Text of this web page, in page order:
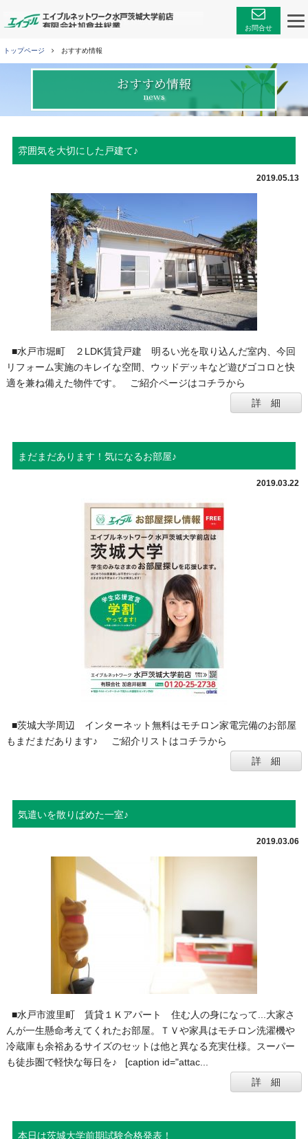
エイブルネットワーク
お問合せ
トップページ おすすめ情報
おすすめ情報
news
雰囲気を大切にした戸建て♪
2019.05.13
■水戸市堀町 ２LDK賃貸戸建 明るい光を取り込んだ室内、今回
リフォーム実施のキレイな空間、ウッドデッキなど遊びゴコロと快
適を兼ね備えた物件です。 ご紹介ページはコチラから
詳 細
まだまだあります！気になるお部屋♪
2019.03.22
■茨城大学周辺 インターネット無料はモチロン家電完備のお部屋
もまだまだあります♪ ご紹介リストはコチラから
詳 細
気遣いを散りばめた一室♪
2019.03.06
■水戸市渡里町 賃貸１Ｋアパート 住む人の身になって...大家さ
んが一生懸命考えてくれたお部屋。ＴＶや家具はモチロン洗濯機や
冷蔵庫も余裕あるサイズのセットは他と異なる充実仕様。スーパー
も徒歩圏で軽快な毎日を♪ [caption id="attac...
詳 細
本日は茨城大学前期試験合格発表！